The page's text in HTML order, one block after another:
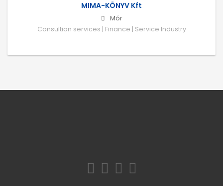
MIMA-KÖNYV Kft
Mór
Consultion services | Finance | Service Industry